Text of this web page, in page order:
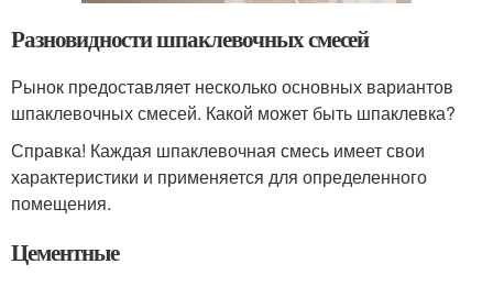
Разновидности шпаклевочных смесей
Рынок предоставляет несколько основных вариантов
шпаклевочных смесей. Какой может быть шпаклевка?
Справка! Каждая шпаклевочная смесь имеет свои
характеристики и применяется для определенного
помещения.
Цементные